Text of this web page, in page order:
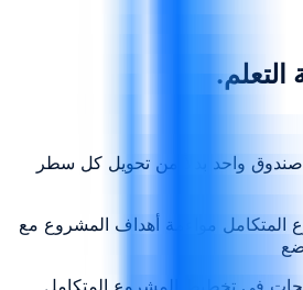
واحد بدلاً من تحويل كل سطر
المتكامل مواءمة أهداف المشروع مع
في تخطيط المشروع المتكامل